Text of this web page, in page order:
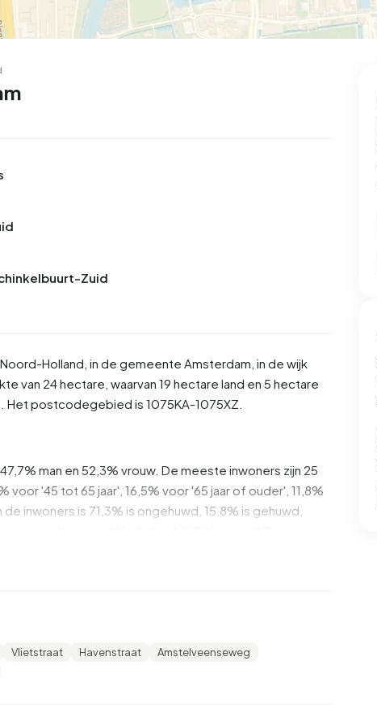
2-onder-1-kap Vrijstaand
327
Kamers
Zuid
Noord-Holland , in de gemeente Amsterdam , in de wijk
van 24 hectare, waarvan 19 hectare land en 5 hectare
Het postcodegebied is 1075KA-1075XZ.
man en 52,3% vrouw. De meeste inwoners zijn 25
'45 tot 65 jaar', 16,5% voor '65 jaar of ouder', 11,8%
inwoners is 71,3% is ongehuwd, 15,8% is gehuwd,
Het gemiddelde inkomen per inkomensontvanger
gemiddelde van €35.800. Per inwoner ligt het
Vlietstraat Havenstraat
Amstelveenseweg